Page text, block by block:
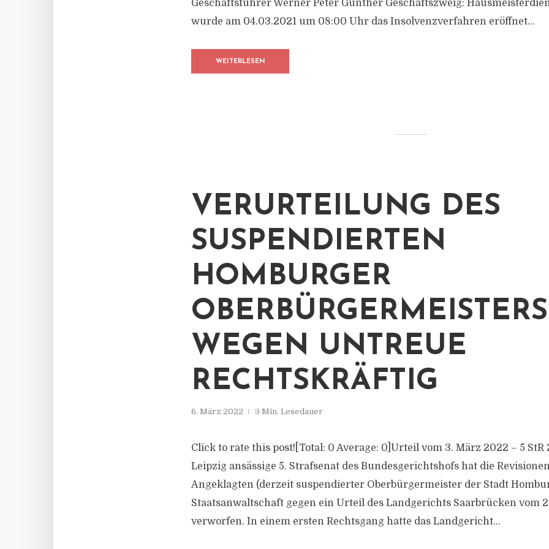
Geschäftsführer Werner Peter Günther Geschäftszweig:
wurde am 04.03.2021 um 08:00 Uhr das Insolvenzverfahren eröffnet...
WEITERLESEN
VERURTEILUNG DES
SUSPENDIERTEN
HOMBURGER
OBERBÜRGERMEISTERS
WEGEN UNTREUE
RECHTSKRÄFTIG
6. März 2022 3 Min. Lesedauer
Click to rate this post![Total: 0 Average: 0]Urteil vom 3. März 2022 – 5 StR
Leipzig ansässige 5. Strafsenat des Bundesgerichtshofs hat die
Angeklagten (derzeit suspendierter Oberbürgermeister der Stadt
Staatsanwaltschaft gegen ein Urteil des Landgerichts Saarbrücken vom
verworfen. In einem ersten Rechtsgang hatte das Landgericht...